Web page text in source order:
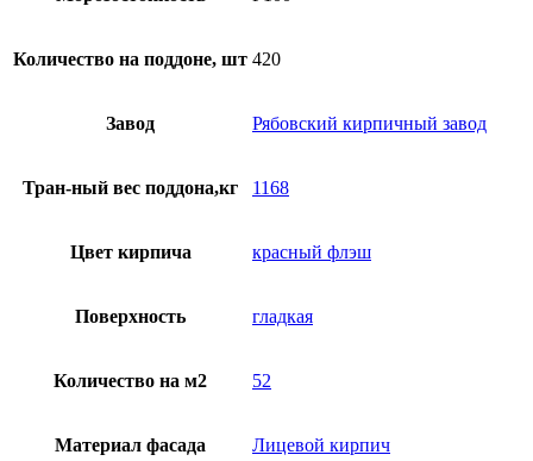
Количество на поддоне, шт 420
Завод Рябовский кирпичный завод
Тран-ный вес поддона,кг 1168
Цвет кирпича красный флэш
Поверхность гладкая
Количество на м2 52
Материал фасада Лицевой кирпич